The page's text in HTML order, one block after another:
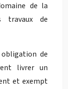
de la
travaux de
de
livrer un
et exempt